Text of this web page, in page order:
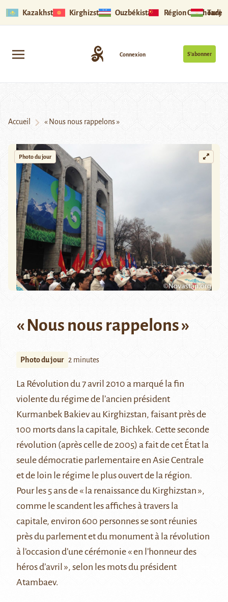
Kazakhstan Kirghizstan Ouzbékistan Région Ouïghoure
S’abonner
Connexion
Accueil « Nous nous rappelons »
Photo du jour
« Nous nous rappelons »
Photo du jour 2 minutes
La Révolution du 7 avril 2010 a marqué la fin
violente du régime de l’ancien président
Kurmanbek Bakiev au Kirghizstan, faisant près de
100 morts dans la capitale, Bichkek. Cette seconde
révolution (après celle de 2005) a fait de cet État la
seule démocratie parlementaire en Asie Centrale
et de loin le régime le plus ouvert de la région.
Pour les 5 ans de « la renaissance du Kirghizstan »,
comme le scandent les affiches à travers la
capitale, environ 600 personnes se sont réunies
près du parlement et du monument à la révolution
à l’occasion d’une cérémonie « en l’honneur des
héros d’avril », selon les mots du président
Atambaev.